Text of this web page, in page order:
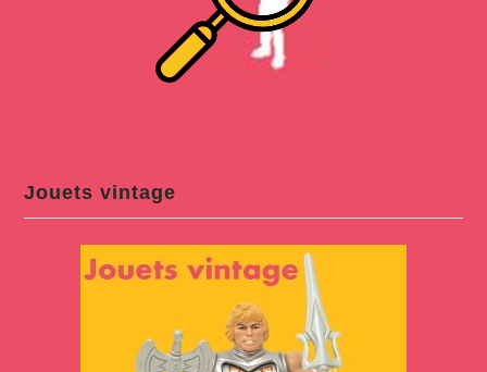
Jouets vintage